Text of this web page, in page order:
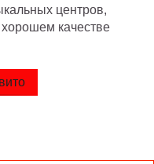
центров,
качестве